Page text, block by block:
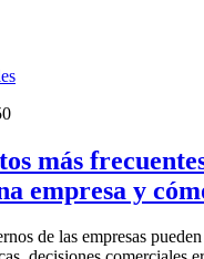
más
empresa y
de las empresas